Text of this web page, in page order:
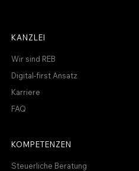
KANZLEI
Wir sind REB
Digital-first Ansatz
Karriere
FAQ
KOMPETENZEN
Steuerliche Beratung